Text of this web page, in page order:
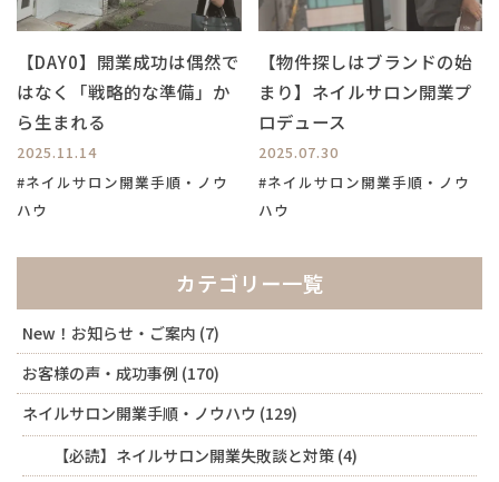
【DAY0】開業成功は偶然で
はなく「戦略的な準備」か
ら生まれる
2025.11.14
#ネイルサロン開業手順・ノウ
ハウ
【物件探しはブランドの始
まり】ネイルサロン開業プ
ロデュース
2025.07.30
#ネイルサロン開業手順・ノウ
ハウ
カテゴリー一覧
New！お知らせ・ご案内 (7)
お客様の声・成功事例 (170)
ネイルサロン開業手順・ノウハウ (129)
【必読】ネイルサロン開業失敗談と対策 (4)